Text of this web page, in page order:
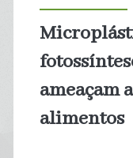
ameaçam
alimentos